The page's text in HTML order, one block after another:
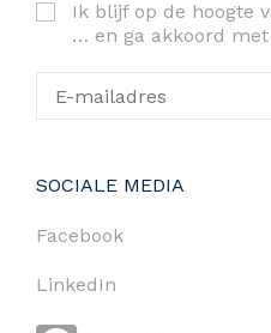
Ik blijf op de hoogte
… en ga akkoord met
SOCIALE MEDIA
Facebook
LinkedIn